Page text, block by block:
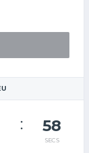
58
SECS